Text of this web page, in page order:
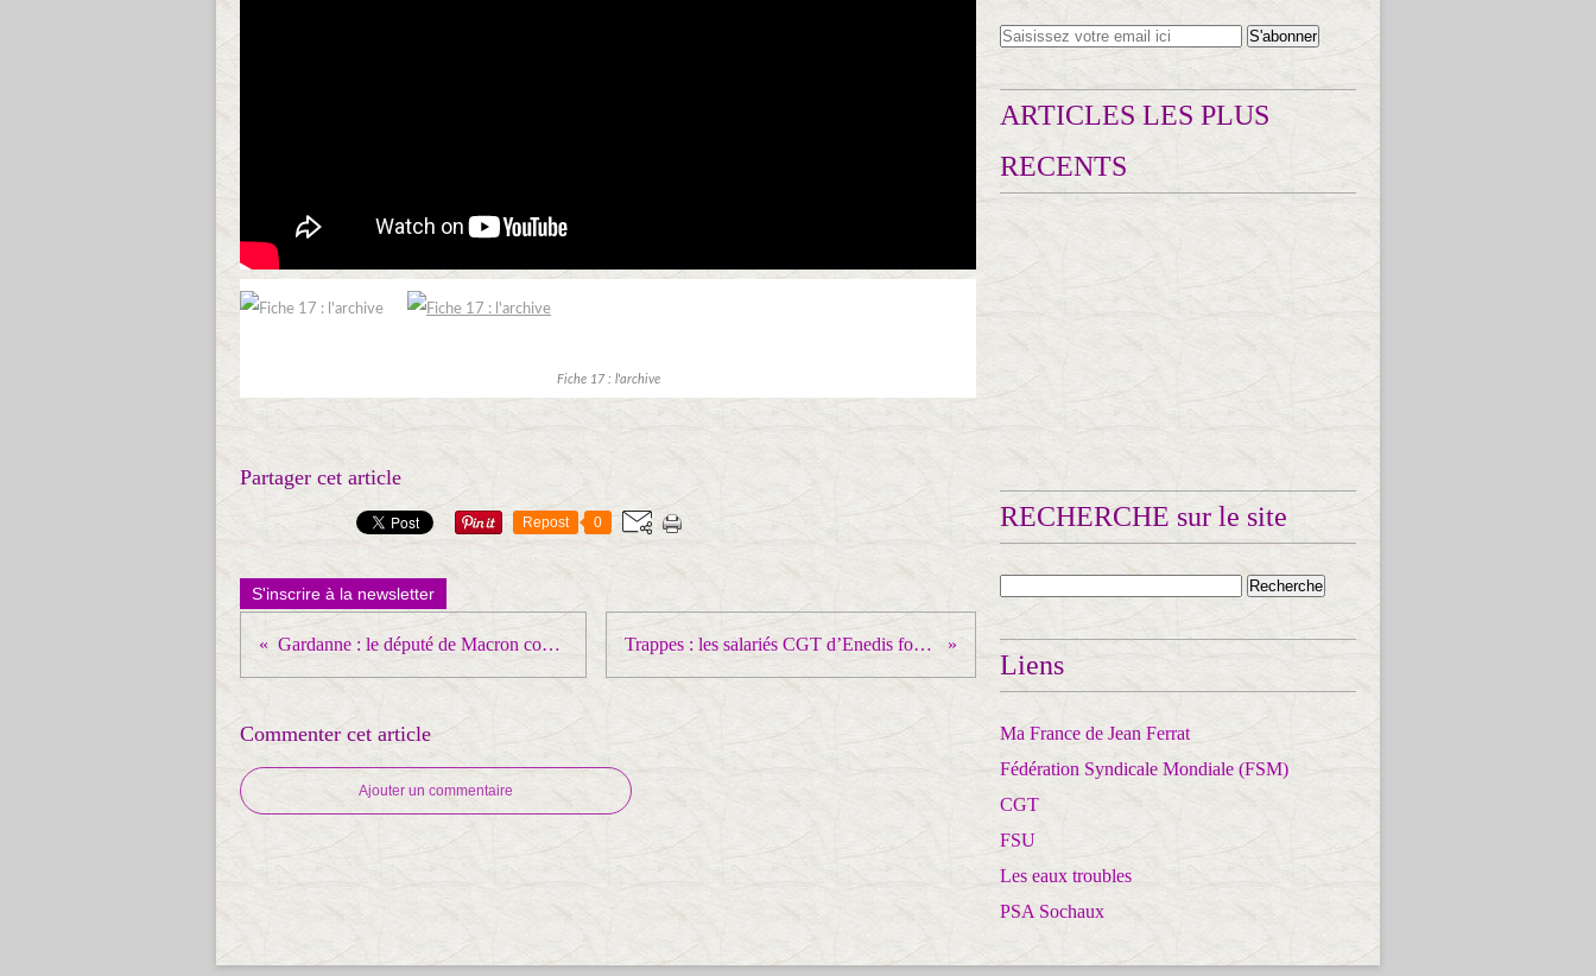
Fiche 17 : l'archive
Partager cet article
Repost 0
S'inscrire à la newsletter
Gardanne : le député de Macron continue d’attaquer la CGT Trappes : les salariés CGT d’Enedis font le siège du commissariat
Commenter cet article
Ajouter un commentaire
ARTICLES LES PLUS
RECENTS
RECHERCHE sur le site
Liens
Ma France de Jean Ferrat
Fédération Syndicale Mondiale (FSM)
CGT
FSU
Les eaux troubles
PSA Sochaux